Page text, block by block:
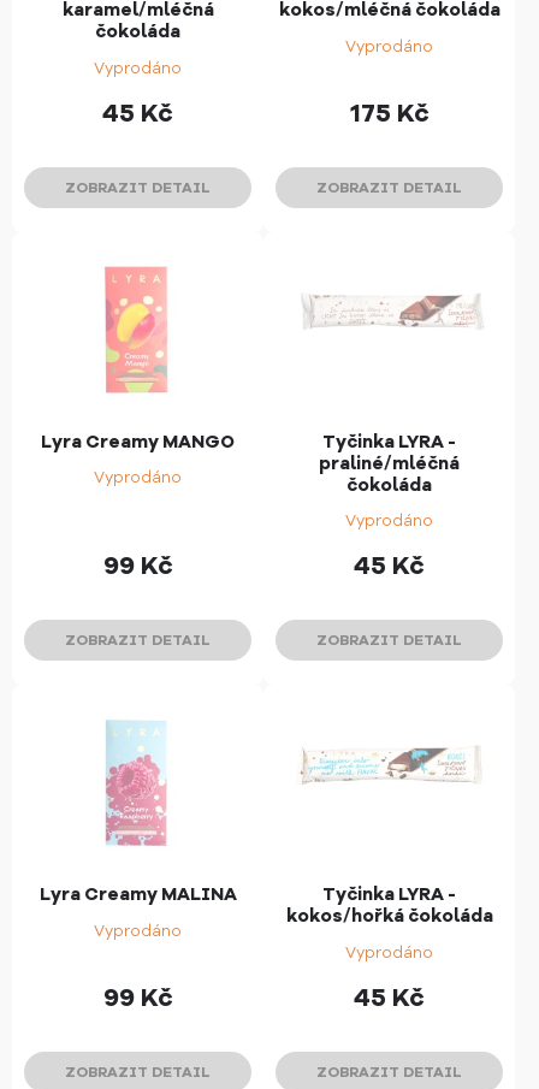
karamel/mléčná
čokoláda
Vyprodáno
45 Kč
ZOBRAZIT DETAIL
kokos/mléčná čokoláda
Vyprodáno
175 Kč
ZOBRAZIT DETAIL
Lyra Creamy MANGO
Vyprodáno
99 Kč
ZOBRAZIT DETAIL
Tyčinka LYRA -
praliné/mléčná
čokoláda
Vyprodáno
45 Kč
ZOBRAZIT DETAIL
Lyra Creamy MALINA
Vyprodáno
99 Kč
ZOBRAZIT DETAIL
Tyčinka LYRA -
kokos/hořká čokoláda
Vyprodáno
45 Kč
ZOBRAZIT DETAIL